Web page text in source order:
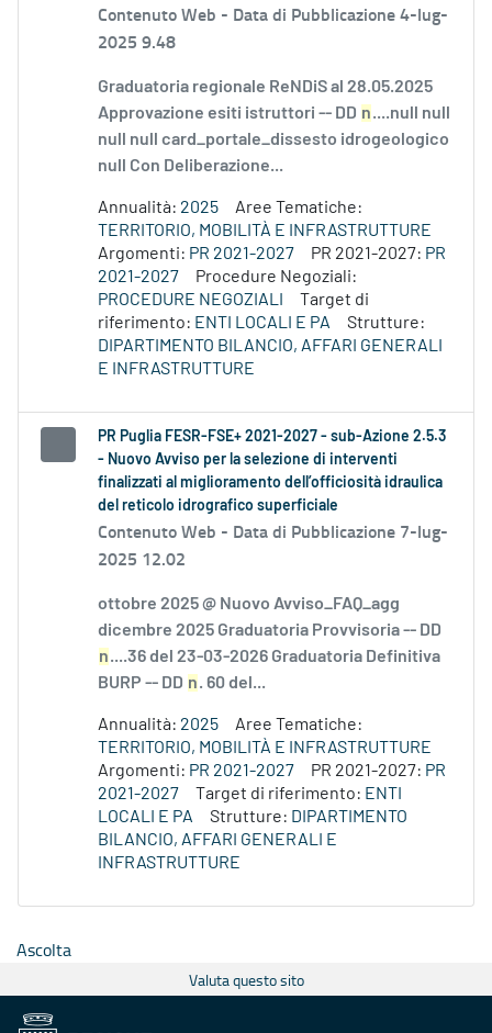
Contenuto Web - Data di Pubblicazione 4-lug-
2025 9.48
Graduatoria regionale ReNDiS al 28.05.2025
Approvazione esiti istruttori -- DD n....null null
null null card_portale_dissesto idrogeologico
null Con Deliberazione...
Annualità: 2025
Aree Tematiche:
TERRITORIO, MOBILITÀ E INFRASTRUTTURE
Argomenti: PR 2021-2027 PR 2021-2027: PR
2021-2027
Procedure Negoziali:
PROCEDURE NEGOZIALI
Target di
riferimento: ENTI LOCALI E PA
Strutture:
DIPARTIMENTO BILANCIO, AFFARI GENERALI
E INFRASTRUTTURE
PR Puglia FESR-FSE+ 2021-2027 - sub-Azione 2.5.3
- Nuovo Avviso per la selezione di interventi
finalizzati al miglioramento dell’officiosità idraulica
del reticolo idrografico superficiale
Contenuto Web - Data di Pubblicazione 7-lug-
2025 12.02
ottobre 2025 @ Nuovo Avviso_FAQ_agg
dicembre 2025 Graduatoria Provvisoria -- DD
n....36 del 23-03-2026 Graduatoria Definitiva
BURP -- DD n. 60 del...
Annualità: 2025
Aree Tematiche:
TERRITORIO, MOBILITÀ E INFRASTRUTTURE
Argomenti: PR 2021-2027 PR 2021-2027: PR
2021-2027
Target di riferimento: ENTI
LOCALI E PA
Strutture: DIPARTIMENTO
BILANCIO, AFFARI GENERALI E
INFRASTRUTTURE
Ascolta
Valuta questo sito